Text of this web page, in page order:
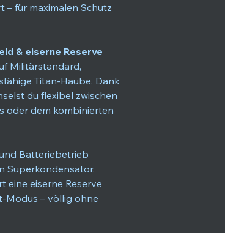
für maximalen Schutz
& eiserne Reserve
Militärstandard,
Titan-Haube. Dank
du flexibel zwischen
oder dem kombinierten
Batteriebetrieb
Superkondensator.
eine eiserne Reserve
Modus – völlig ohne